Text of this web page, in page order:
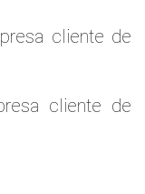
cliente de
cliente de